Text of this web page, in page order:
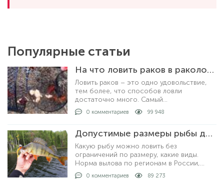
Популярные статьи
На что ловить раков в раколовке
Ловить раков – это одно удовольствие,
тем более, что способов ловли
достаточно много. Самый
распространенный и уловистый способ –
это ловля раколовками. Хотя, ловить
0 комментариев 99 948
Допустимые размеры рыбы для вылова по регионам
Какую рыбу можно ловить без
ограничений по размеру, какие виды.
Норма вылова по регионам в России,
допустимые размеры рыбы для
любительской рыбалки. За что могут
0 комментариев 89 273